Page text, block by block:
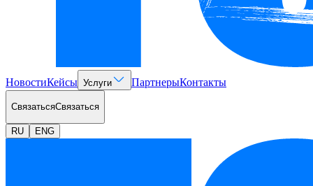
НовостиКейсы Услуги ПартнерыКонтакты
СвязатьсяСвязаться
RU ENG